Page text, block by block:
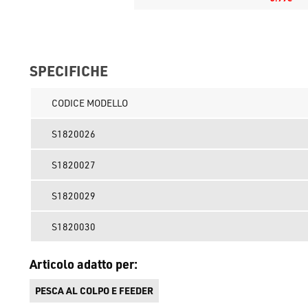
SPECIFICHE
CODICE MODELLO
S1820026
S1820027
S1820029
S1820030
Articolo adatto per:
PESCA AL COLPO E FEEDER